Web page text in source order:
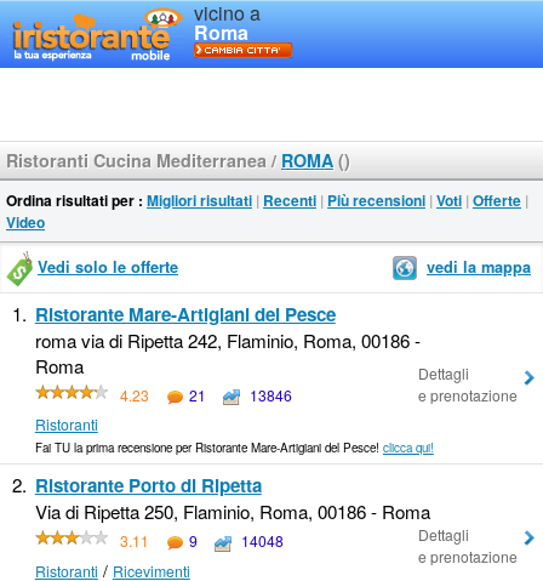
vicino a
Roma
Ristoranti Cucina Mediterranea / ROMA ()
Ordina risultati per : Migliori risultati | Recenti | Più recensioni | Voti | Offerte |
Video
Vedi solo le offerte vedi la mappa
1. Ristorante Mare-Artigiani del Pesce
roma via di Ripetta 242, Flaminio, Roma, 00186 -
Roma
4.23 21
13846
Ristoranti
Dettagli
e prenotazione
Fai TU la prima recensione per Ristorante Mare-Artigiani del Pesce! clicca qui!
2. Ristorante Porto di Ripetta
Via di Ripetta 250, Flaminio, Roma, 00186 - Roma
3.11 9
14048
Ristoranti / Ricevimenti
Dettagli
e prenotazione